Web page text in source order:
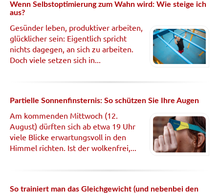
Wenn Selbstoptimierung zum Wahn wird: Wie steige ich
aus?
Gesünder leben, produktiver arbeiten,
glücklicher sein: Eigentlich spricht
nichts dagegen, an sich zu arbeiten.
Doch viele setzen sich in...
Partielle Sonnenfinsternis: So schützen Sie Ihre Augen
Am kommenden Mittwoch (12.
August) dürften sich ab etwa 19 Uhr
viele Blicke erwartungsvoll in den
Himmel richten. Ist der wolkenfrei,...
So trainiert man das Gleichgewicht (und nebenbei den